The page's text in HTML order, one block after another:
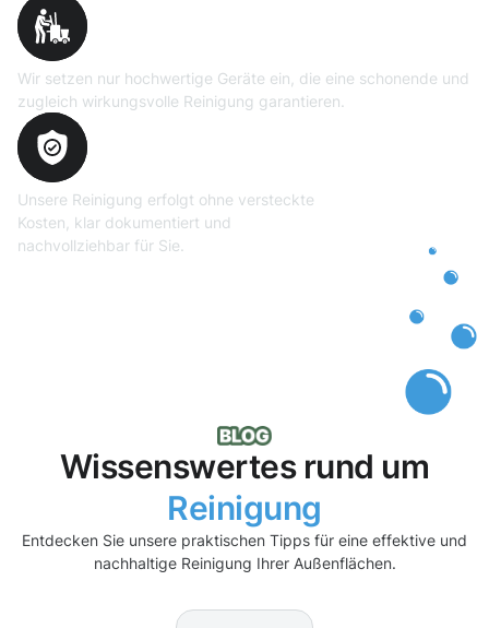
Wir setzen nur hochwertige Geräte ein, die eine schonende und
zugleich wirkungsvolle Reinigung garantieren.
Unsere Reinigung erfolgt ohne versteckte
Kosten, klar dokumentiert und
nachvollziehbar für Sie.
Wissenswertes rund um
Reinigung
Entdecken Sie unsere praktischen Tipps für eine effektive und
nachhaltige Reinigung Ihrer Außenflächen.